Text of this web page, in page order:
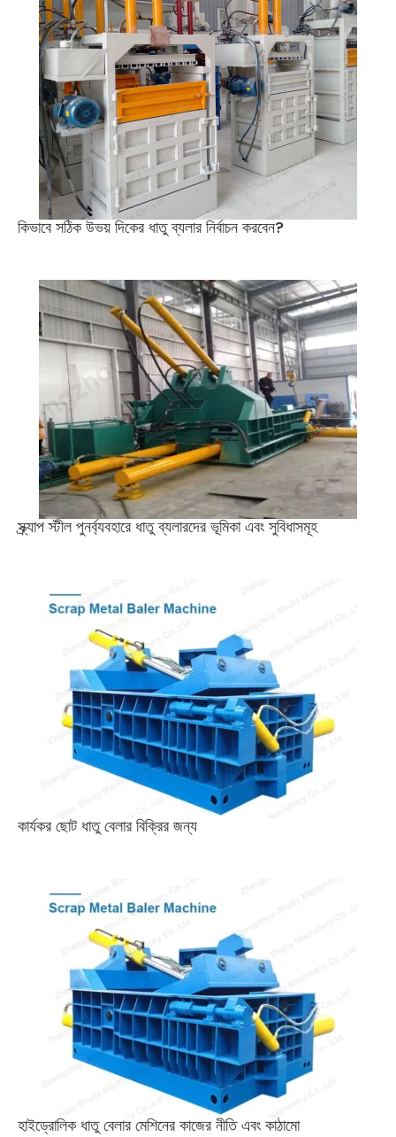
কিভাবে সঠিক উভয় দিকের ধাতু ব্যলার নির্বাচন করবেন?
স্ক্র্যাপ স্টীল পুনর্ব্যবহারে ধাতু ব্যলারদের ভূমিকা এবং সুবিধাসমূহ
কার্যকর ছোট ধাতু বেলার বিক্রির জন্য
হাইড্রোলিক ধাতু বেলার মেশিনের কাজের নীতি এবং কাঠামো